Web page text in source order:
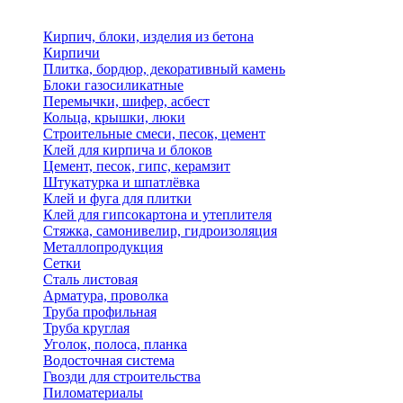
Кирпич, блоки, изделия из бетона
Кирпичи
Плитка, бордюр, декоративный камень
Блоки газосиликатные
Перемычки, шифер, асбест
Кольца, крышки, люки
Строительные смеси, песок, цемент
Клей для кирпича и блоков
Цемент, песок, гипс, керамзит
Штукатурка и шпатлёвка
Клей и фуга для плитки
Клей для гипсокартона и утеплителя
Стяжка, самонивелир, гидроизоляция
Металлопродукция
Сетки
Сталь листовая
Арматура, проволка
Труба профильная
Труба круглая
Уголок, полоса, планка
Водосточная система
Гвозди для строительства
Пиломатериалы